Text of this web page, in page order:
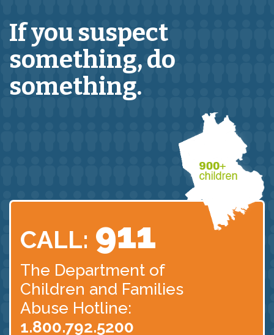
If you suspect
something,do
something.
CALL: 911
The Department of
Children and Families
Abuse Hotline:
1.800.792.5200